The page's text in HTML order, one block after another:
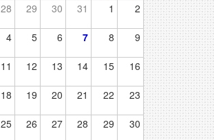
28 29 30 31 1 2
4 5 6 7 8 9
11 12 13 14 15 16
18 19 20 21 22 23
25 26 27 28 29 30